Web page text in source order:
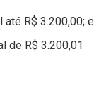
até R$ 3.200,00; e
de R$ 3.200,01